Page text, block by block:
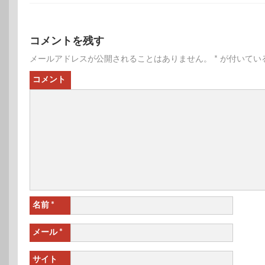
コメントを残す
メールアドレスが公開されることはありません。 * が付いてい
コメント
名前 *
メール *
サイト